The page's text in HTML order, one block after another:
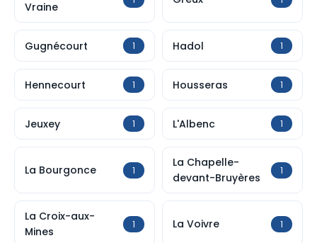
Vraine
Gugnécourt 1 Hadol 1
Hennecourt 1 Housseras 1
Jeuxey 1 L'Albenc 1
La Bourgonce 1
La Chapelle-
devant-Bruyères
1
La Croix-aux-
Mines
1 La Voivre 1